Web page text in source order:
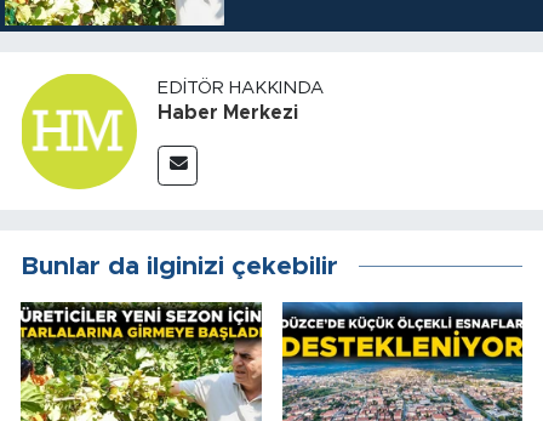
EDITÖR HAKKINDA
Haber Merkezi
Bunlar da ilginizi çekebilir